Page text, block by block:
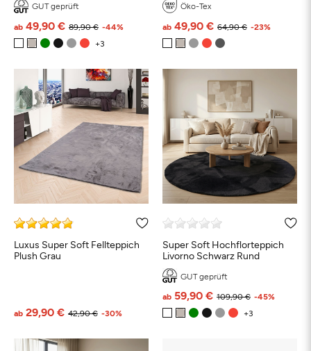
GUT geprüft
89,90 €
ab 49,90 € -44%
Öko-Tex
64,90 €
ab 49,90 € -23%
Luxus Super Soft Fellteppich
Plush Grau
42,90 €
ab 29,90 € -30%
Super Soft Hochflorteppich
Livorno Schwarz Rund
GUT geprüft
109,90 €
ab 59,90 € -45%